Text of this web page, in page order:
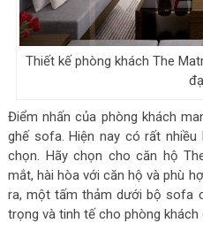
Thiết kế phòng khách The
Điểm nhấn của phòng khách
ghế sofa. Hiện nay có rất
chọn. Hãy chọn cho căn hộ
mắt, hài hòa với căn hộ và phù
ra, một tấm thảm dưới bộ sofa
trọng và tinh tế cho phòng khách